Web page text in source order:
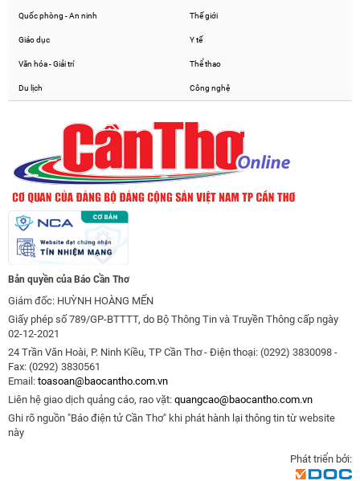
Quốc phòng - An ninh Thế giới
Giáo dục Y tế
Văn hóa - Giải trí Thể thao
Du lịch Công nghệ
Bản quyền của Báo Cần Thơ
Giám đốc: HUỲNH HOÀNG MẾN
Giấy phép số 789/GP-BTTTT, do Bộ Thông Tin và Truyền Thông cấp ngày
02-12-2021
24 Trần Văn Hoài, P. Ninh Kiều, TP Cần Thơ - Điện thoại: (0292) 3830098 -
Fax: (0292) 3830561
Email: toasoan@baocantho.com.vn
Liên hệ giao dịch quảng cáo, rao vặt: quangcao@baocantho.com.vn
Ghi rõ nguồn "Báo điện tử Cần Thơ" khi phát hành lại thông tin từ website
này
Phát triển bởi: